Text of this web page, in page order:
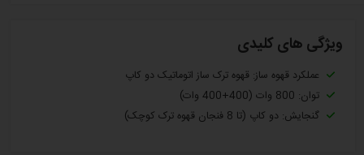
ویژگی های کلیدی
عملکرد قهوه ساز: قهوه ترک ساز اتوماتیک دو کاپ
توان: 800 وات (400+400 وات)
گنجایش: دو کاپ (تا 8 فنجان قهوه ترک کوچک)